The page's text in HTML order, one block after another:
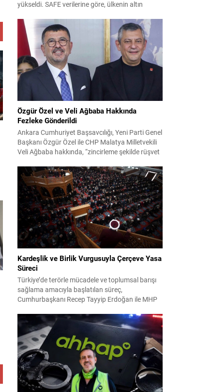
yükseldi. SAFE verilerine göre, ülkenin altın
göstererek 76.080.000 ons seviyesine ulaştı. Bu
artış, Çin’in aylık alımlarında yıl içinde dikkat
çeken bir yükselişi temsil ediyor. Temmuz...
Özgür Özel ve Veli Ağbaba Hakkında
Fezleke Gönderildi
Ankara Cumhuriyet Başsavcılığı, Yeni Parti Genel
Başkanı Özgür Özel ile CHP Malatya Milletvekili
Veli Ağbaba hakkında, “zincirleme şekilde rüşvet
Adalet Bakanlığı’na sevk etti. Fezlekeler, 31 Mart
2024 yerel seçimleri ve 4-5 Kasım 2023’teki CHP
38. Olağan Kurultayı sürecine ilişkin iddiaları
kapsıyor. Daha önce Antalya ve İstanbul...
Kardeşlik ve Birlik Vurgusuyla Çerçeve Yasa
Süreci
Türkiye’de terörle mücadele ve toplumsal barışı
sağlama amacıyla başlatılan süreç,
Cumhurbaşkanı Recep Tayyip Erdoğan ile MHP
bir döneme girdi. Yaklaşık iki yıldır devam eden
çalışmaların ardından şimdi sürecin yasal zemini,
12 maddelik bir çerçeve yasa ile şekillendiriliyor.
Bugün komisyonda görüşülecek olan bu yasa
taslağı,...